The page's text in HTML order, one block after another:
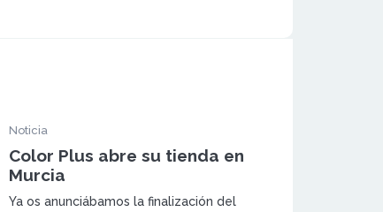
Noticia
Color Plus abre su tienda en
Murcia
Ya os anunciábamos la finalización del